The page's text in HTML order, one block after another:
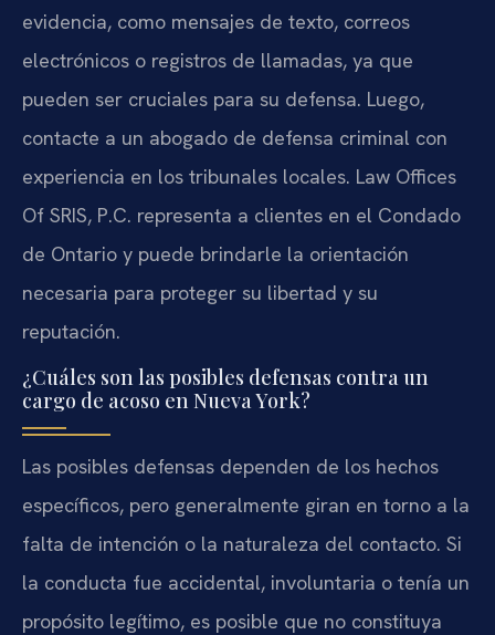
evidencia, como mensajes de texto, correos
electrónicos o registros de llamadas, ya que
pueden ser cruciales para su defensa. Luego,
contacte a un abogado de defensa criminal con
experiencia en los tribunales locales. Law Offices
Of SRIS, P.C. representa a clientes en el Condado
de Ontario y puede brindarle la orientación
necesaria para proteger su libertad y su
reputación.
¿Cuáles son las posibles defensas contra un
cargo de acoso en Nueva York?
Las posibles defensas dependen de los hechos
específicos, pero generalmente giran en torno a la
falta de intención o la naturaleza del contacto. Si
la conducta fue accidental, involuntaria o tenía un
propósito legítimo, es posible que no constituya